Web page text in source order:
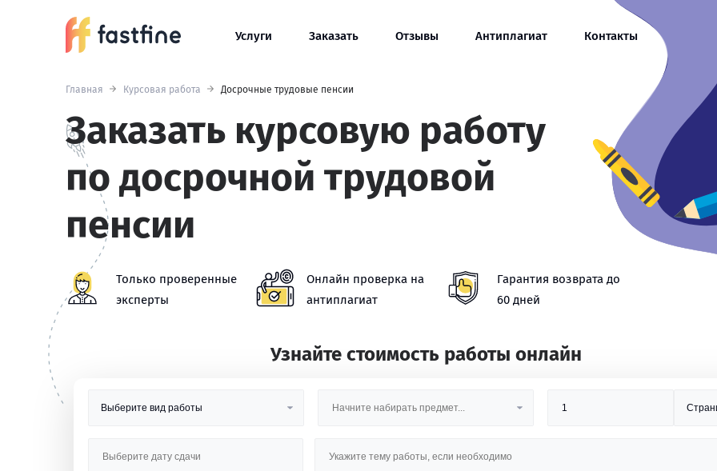
Услуги Заказать Отзывы Антиплагиат Контакты
Главная Курсовая работа Досрочные трудовые пенсии
Заказать курсовую работу
по досрочной трудовой
пенсии
Только проверенные
эксперты
Онлайн проверка на
антиплагиат
Гарантия возврата до
60 дней
Узнайте стоимость работы онлайн